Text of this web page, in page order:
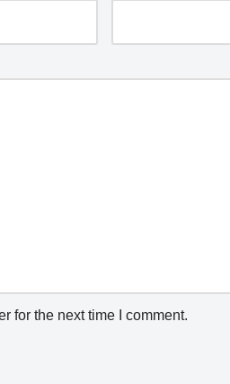
for the next time I comment.